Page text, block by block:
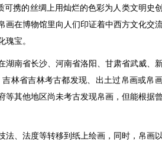
可携的丝绸上用灿烂的色彩为人类文明史
画在博物馆里向人们印证着中西方文化交
瑰宝。
湖南省长沙、河南省洛阳、甘肃省武威、
林省吉林考古都发现、出土过帛画或帛
等其他地区尚未考古发现帛画，但能根据
法、法度等转移到纸上绘画，同时，帛画